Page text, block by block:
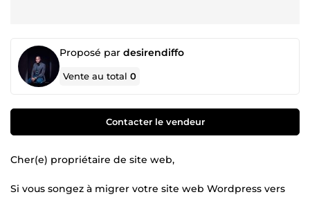
Proposé par desirendiffo
Vente au total0
Contacter le vendeur
Cher(e) propriétaire de site web,
Si vous songez à migrer votre site web Wordpress vers